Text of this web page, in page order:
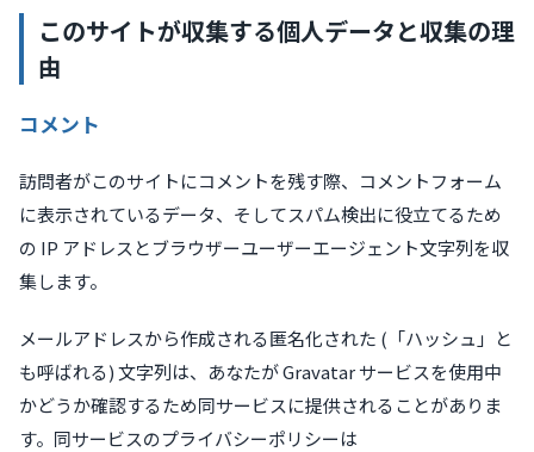
問
い
合
せ
プ
イ
シ
ー
ポ
リ
シ
このサイトが収集する個人データと収集の理
由
コメント
訪問者がこのサイトにコメントを残す際、コメントフォーム
に表示されているデータ、そしてスパム検出に役立てるため
の IP アドレスとブラウザーユーザーエージェント文字列を収
集します。
メールアドレスから作成される匿名化された (「ハッシュ」と
も呼ばれる) 文字列は、あなたが Gravatar サービスを使用中
かどうか確認するため同サービスに提供されることがありま
す。同サービスのプライバシーポリシーは